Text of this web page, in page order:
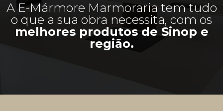
A E-Mármore Marmoraria tem tudo
o que a sua obra necessita, com os
melhores produtos de Sinop e
região.